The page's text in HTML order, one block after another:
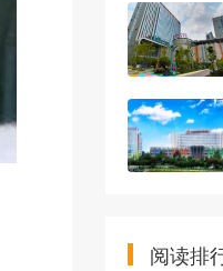
阅读排